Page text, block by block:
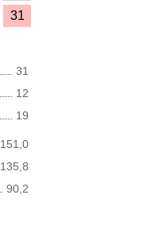
31
31
12
19
151,0
135,8
90,2